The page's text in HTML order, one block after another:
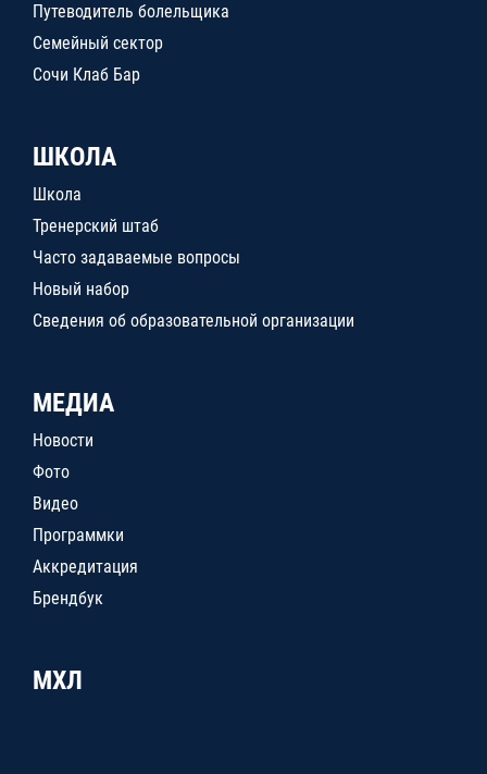
Путеводитель болельщика
Семейный сектор
Сочи Клаб Бар
ШКОЛА
Школа
Тренерский штаб
Часто задаваемые вопросы
Новый набор
Сведения об образовательной организации
МЕДИА
Новости
Фото
Видео
Программки
Аккредитация
Брендбук
МХЛ